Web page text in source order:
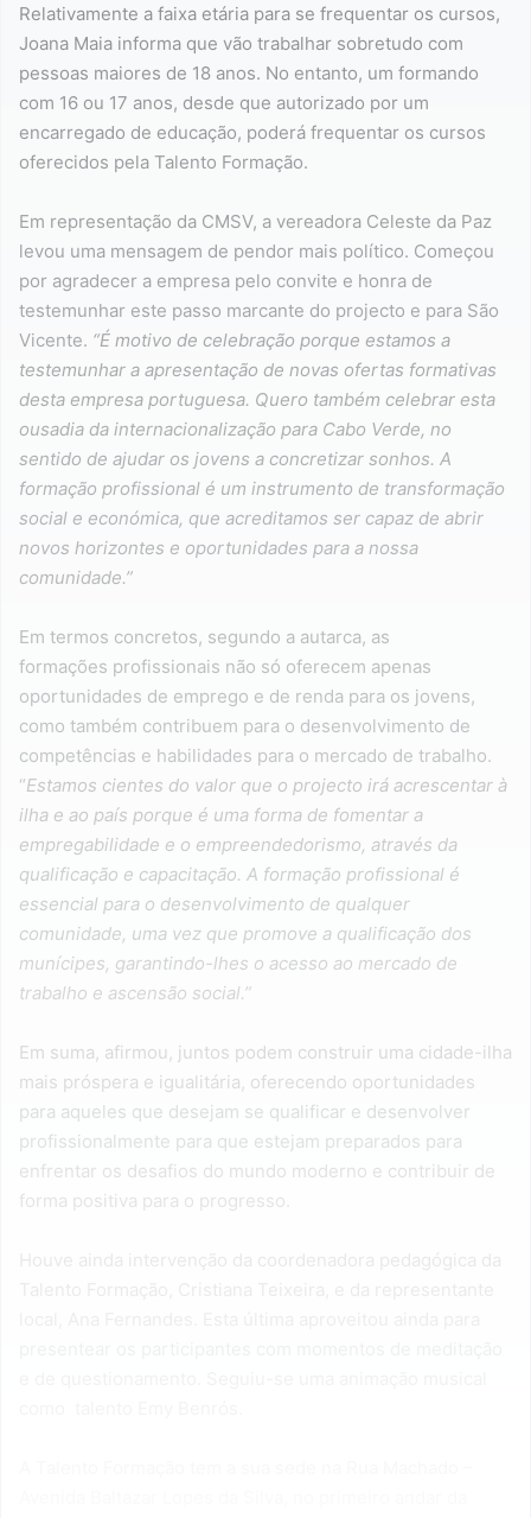
Relativamente a faixa etária para se frequentar os cursos,
Joana Maia informa que vão trabalhar sobretudo com
pessoas maiores de 18 anos. No entanto, um formando
com 16 ou 17 anos, desde que autorizado por um
encarregado de educação, poderá frequentar os cursos
oferecidos pela Talento Formação.
Em representação da CMSV, a vereadora Celeste da Paz
levou uma mensagem de pendor mais político. Começou
por agradecer a empresa pelo convite e honra de
testemunhar este passo marcante do projecto e para São
Vicente. “É motivo de celebração porque estamos a
testemunhar a apresentação de novas ofertas formativas
desta empresa portuguesa. Quero também celebrar esta
ousadia da internacionalização para Cabo Verde, no
sentido de ajudar os jovens a concretizar sonhos. A
formação profissional é um instrumento de transformação
social e económica, que acreditamos ser capaz de abrir
novos horizontes e oportunidades para a nossa
comunidade.”
Em termos concretos, segundo a autarca, as
formações profissionais não só oferecem apenas
oportunidades de emprego e de renda para os jovens,
como também contribuem para o desenvolvimento de
competências e habilidades para o mercado de trabalho.
“Estamos cientes do valor que o projecto irá acrescentar à
ilha e ao país porque é uma forma de fomentar a
empregabilidade e o empreendedorismo, através da
qualificação e capacitação. A formação profissional é
essencial para o desenvolvimento de qualquer
comunidade, uma vez que promove a qualificação dos
munícipes, garantindo-lhes o acesso ao mercado de
trabalho e ascensão social.”
Em suma, afirmou, juntos podem construir uma cidade-ilha
mais próspera e igualitária, oferecendo oportunidades
para aqueles que desejam se qualificar e desenvolver
profissionalmente para que estejam preparados para
enfrentar os desafios do mundo moderno e contribuir de
forma positiva para o progresso.